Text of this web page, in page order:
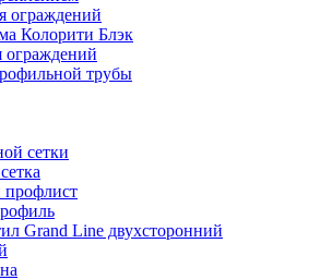
ограждений
Колорити Блэк
ограждений
трубы
сетки
профлист
Grand Line двухсторонний